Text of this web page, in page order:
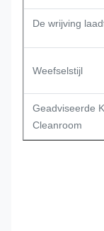
De wrijving
Weefselstijl
Geadviseerde
Cleanroom